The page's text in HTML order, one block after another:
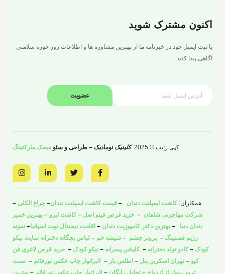
اکنون مشترک شوید
با ثبت ایمیل خود در خبرنامه ما از بهترین مشاوره ها و اطلاعات روز حوزه سلامتی
آگاهی پیدا کنید
عضویت
کپی رایت © 2025 کلینیک نومادیک – طراحی و سئو میخک مارکتینگ
F
a
c
o
o
k
-
w
i
e
r
L
i
n
d
-
n
I
n
s
g
r
a
m
همکاران: کاشت ایمپلنت دندان – قیمت کاشت ایمپلنت دندان– چراغ الکلی –
شرکت مهاجرتی شاهان – خرید قرص فیتو اصل –کاشت ابرو – بهترین خمیر
دندان دنیا – بهترین دکتر کامپوزیت دندان – اقامت دیجیتال نومد اسپانیا– نمونه
رژیم فستینگ – پروتز چشم – شیشه خم – لباس بچگانه دخترانه سایت نیکو
کودک –کادو تولد دخترانه –کاپشن پسرانه – نیکو کودک – خرید قرص لاغری فن
کیو –تهران اسکرین پنل – اطلس بار – لابراتوار چاپ عکس نورقائم –تست
ترس پیش از ازدواج + تحلیل رایگان – لابراتوار چاپ عکس نورقائم – بهترین